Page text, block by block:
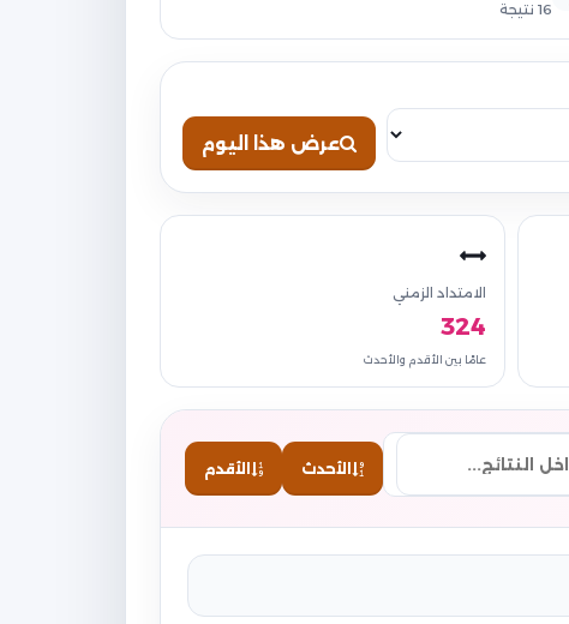
16 نتيجة
عرض هذا اليوم
الامتداد الزمني
324
عامًا بين الأقدم والأحدث
الأحدث الأقدم